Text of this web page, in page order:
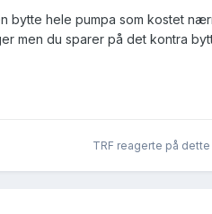
bytte hele pumpa som kostet
men du sparer på det kontra
TRF reagerte på dette